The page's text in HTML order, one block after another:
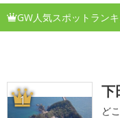
GW人気スポットラン
1 下
ど